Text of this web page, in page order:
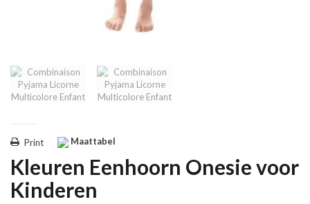
Maattabel
Print
Kleuren Eenhoorn Onesie voor
Kinderen